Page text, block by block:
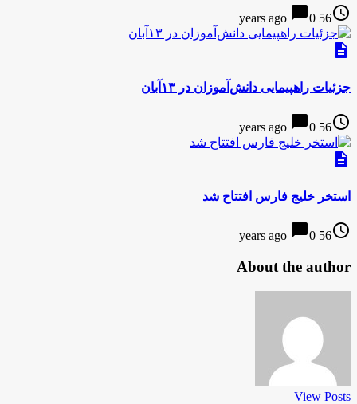
access_time
56 years ago
chat_bubble0
description
جزئیات راهپیمایی دانش‌آموزان در ۱۳آبان
access_time
56 years ago
chat_bubble0
description
استخر خلیج فارس افتتاح شد
access_time
56 years ago
chat_bubble0
About the author
View Posts